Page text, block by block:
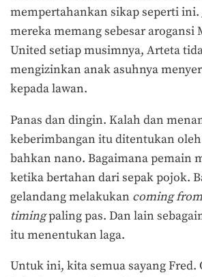
mempertahankan sikap seperti ini.
mereka memang sebesar arogansi
United setiap musimnya, Arteta
mengizinkan anak asuhnya
kepada lawan.
Panas dan dingin. Kalah dan
keberimbangan itu ditentukan
bahkan nano. Bagaimana pemain
ketika bertahan dari sepak pojok.
gelandang melakukan coming
timingpaling pas. Dan lain
itu menentukan laga.
Untuk ini, kita semua sayang Fred.